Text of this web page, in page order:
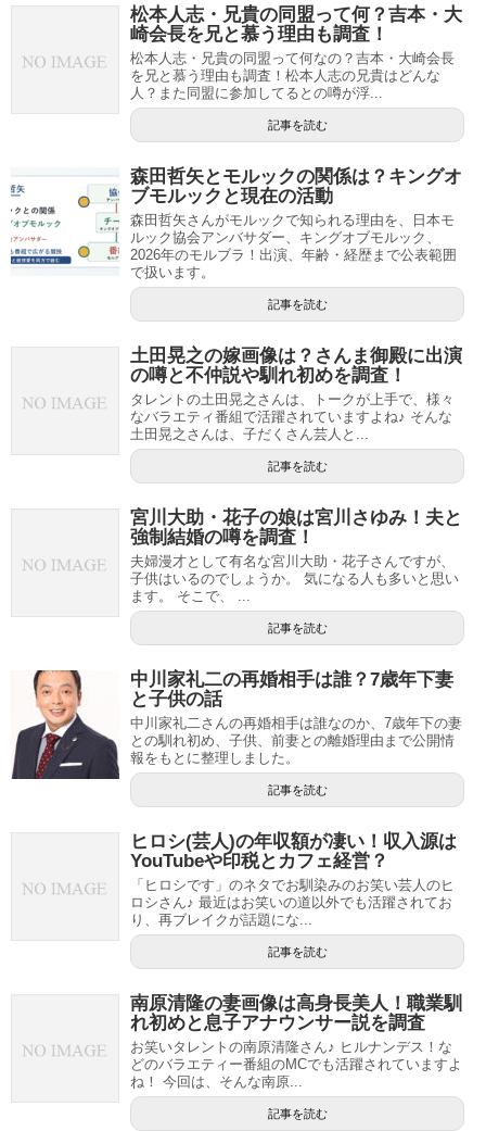
松本人志・兄貴の同盟って何？吉本・大
崎会長を兄と慕う理由も調査！
松本人志・兄貴の同盟って何なの？吉本・大崎会長
を兄と慕う理由も調査！松本人志の兄貴はどんな
人？また同盟に参加してるとの噂が浮...
記事を読む
森田哲矢とモルックの関係は？キングオ
ブモルックと現在の活動
森田哲矢さんがモルックで知られる理由を、日本モ
ルック協会アンバサダー、キングオブモルック、
2026年のモルブラ！出演、年齢・経歴まで公表範囲
で扱います。
記事を読む
土田晃之の嫁画像は？さんま御殿に出演
の噂と不仲説や馴れ初めを調査！
タレントの土田晃之さんは、トークが上手で、様々
なバラエティ番組で活躍されていますよね♪ そんな
土田晃之さんは、子だくさん芸人と...
記事を読む
宮川大助・花子の娘は宮川さゆみ！夫と
強制結婚の噂を調査！
夫婦漫才として有名な宮川大助・花子さんですが、
子供はいるのでしょうか。 気になる人も多いと思い
ます。 そこで、 ...
記事を読む
中川家礼二の再婚相手は誰？7歳年下妻
と子供の話
中川家礼二さんの再婚相手は誰なのか、7歳年下の妻
との馴れ初め、子供、前妻との離婚理由まで公開情
報をもとに整理しました。
記事を読む
ヒロシ(芸人)の年収額が凄い！収入源は
YouTubeや印税とカフェ経営？
「ヒロシです」のネタでお馴染みのお笑い芸人のヒ
ロシさん♪ 最近はお笑いの道以外でも活躍されてお
り、再ブレイクが話題にな...
記事を読む
南原清隆の妻画像は高身長美人！職業馴
れ初めと息子アナウンサー説を調査
お笑いタレントの南原清隆さん♪ ヒルナンデス！な
どのバラエティー番組のMCでも活躍されていますよ
ね！ 今回は、そんな南原...
記事を読む